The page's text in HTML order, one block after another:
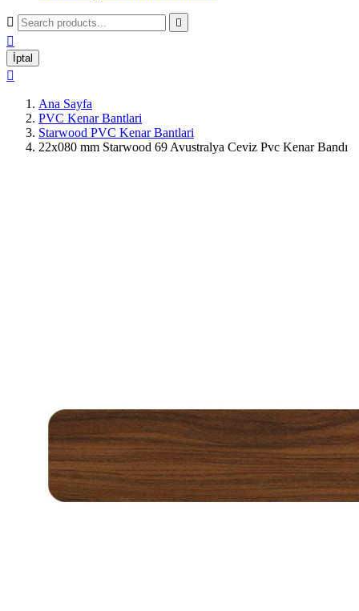
 

İptal

Ana Sayfa
PVC Kenar Bantlari
Starwood PVC Kenar Bantlari
22x080 mm Starwood 69 Avustralya Ceviz Pvc Kenar Bandı